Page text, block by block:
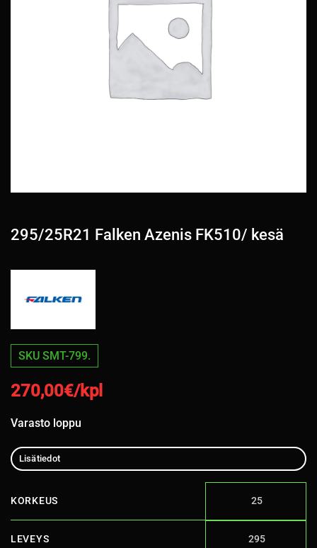
295/25R21 Falken Azenis FK510/ kesä
SKU SMT-799.
270,00€/kpl
Varasto loppu
Lisätiedot
KORKEUS 25
LEVEYS 295